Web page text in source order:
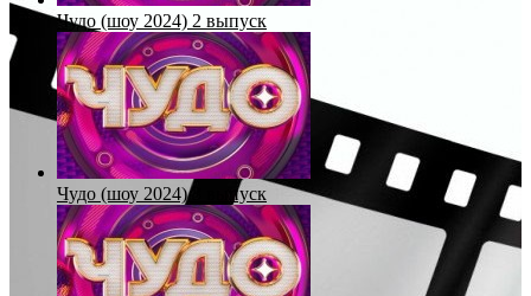
Чудо (шоу 2024) 2 выпуск
Чудо (шоу 2024) 3 выпуск